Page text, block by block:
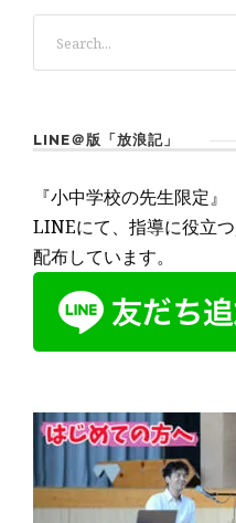
LINE＠版「放浪記」
『小中学校の先生限定』
LINEにて、指導に役立
配布しています。